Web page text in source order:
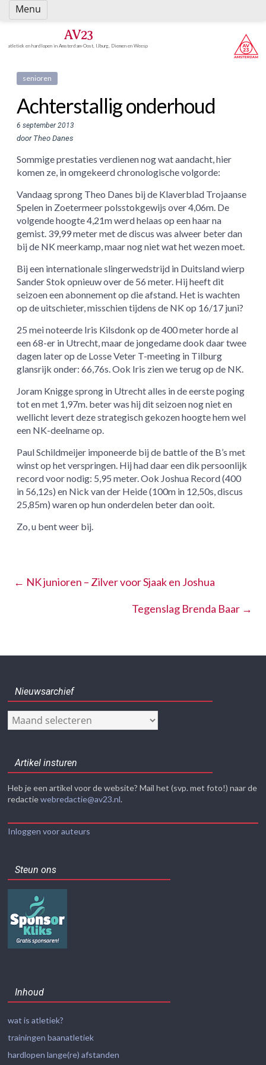
Spring
naar
AV23
atletiek en hardlopen in Amsterdam-Oost, IJburg, Diemen en Weesp
senioren
Achterstallig onderhoud
6 september 2013
door Theo Danes
Sommige prestaties verdienen nog wat aandacht, hier
komen ze, in omgekeerd chronologische volgorde:
Vandaag sprong Theo Danes bij de Klaverblad Trojaanse
Spelen in Zoetermeer polsstokgewijs over 4,06m. De
volgende hoogte 4,21m werd helaas op een haar na
gemist. 39,99 meter met de discus was alweer beter dan
bij de NK meerkamp, maar nog niet wat het wezen moet.
Bij een internationale slingerwedstrijd in Duitsland wierp
Sander Stok opnieuw over de 56 meter. Hij heeft dit
seizoen een abonnement op die afstand. Het is wachten
op de uitschieter, misschien tijdens de NK op 16/17 juni?
25 mei noteerde Iris Kilsdonk op de 400 meter horde al
een 68-er in Utrecht, maar de jongedame dook daar twee
dagen later op de Losse Veter T-meeting in Tilburg
glansrijk onder: 66,76s. Ook Iris zien we terug op de NK.
Joram Knigge sprong in Utrecht alles in de eerste poging
tot en met 1,97m. beter was hij dit seizoen nog niet en
wellicht levert deze strategisch gekozen hoogte hem wel
een NK-deelname op.
Paul Schildmeijer imponeerde bij de battle of the B’s met
winst op het verspringen. Hij had daar een dik persoonlijk
record voor nodig: 5,95 meter. Ook Joshua Record (400
in 56,12s) en Nick van der Heide (100m in 12,50s, discus
25,85m) waren op hun onderdelen beter dan ooit.
Zo, u bent weer bij.
← NK junioren – Zilver voor Sjaak en Joshua
Tegenslag Brenda Baar →
Nieuwsarchief
Nieuwsarchief
Artikel insturen
Heb je een artikel voor de website? Mail het (svp. met foto!) naar de
redactiewebredactie@av23.nl.
Inloggen voor auteurs
Steun ons
Inhoud
wat is atletiek?
trainingen baanatletiek
hardlopen lange(re) afstanden
Menu